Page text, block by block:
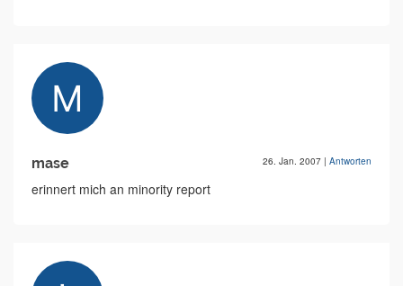
mase 26. Jan. 2007 | Antworten
erinnert mich an minority report